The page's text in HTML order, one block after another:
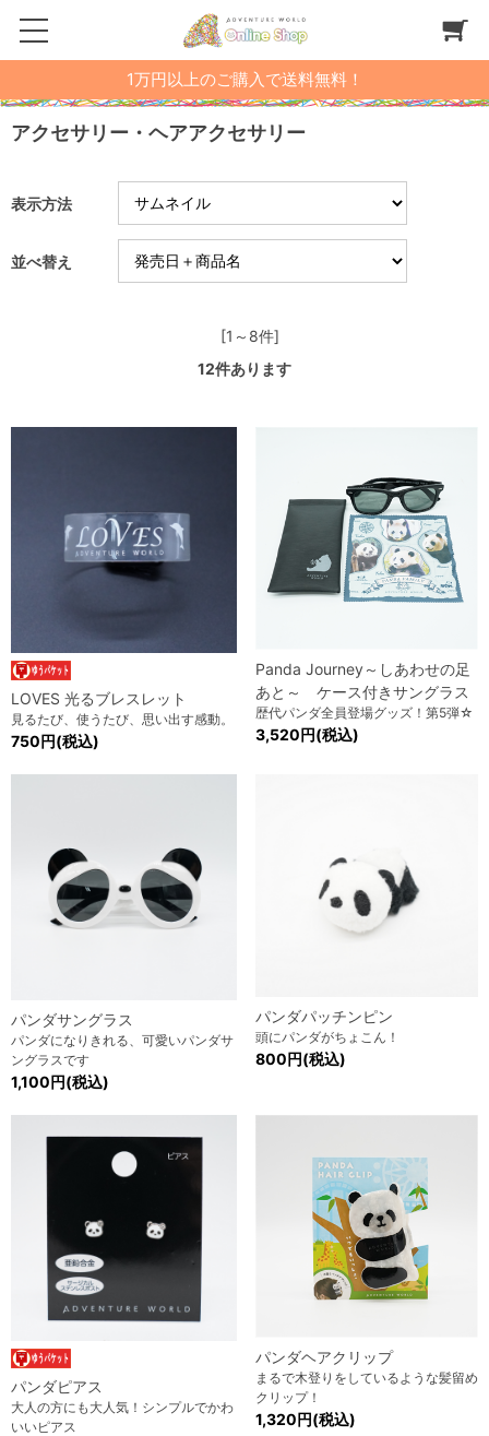
1万円以上のご購入で送料無料！
アクセサリー・ヘアアクセサリー
表示方法
並べ替え
[1～8件]
12件あります
LOVES 光るブレスレット
見るたび、使うたび、思い出す感動。
750円(税込)
Panda Journey～しあわせの足
あと～ ケース付きサングラス
歴代パンダ全員登場グッズ！第5弾☆
3,520円(税込)
パンダサングラス
パンダになりきれる、可愛いパンダサ
ングラスです
1,100円(税込)
パンダパッチンピン
頭にパンダがちょこん！
800円(税込)
パンダピアス
大人の方にも大人気！シンプルでかわ
いいピアス
パンダヘアクリップ
まるで木登りをしているような髪留め
クリップ！
1,320円(税込)